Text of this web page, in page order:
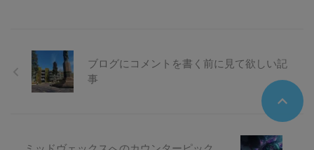
ブログにコメントを書く前に見て欲しい記
事